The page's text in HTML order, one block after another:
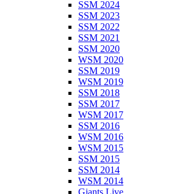
SSM 2024
SSM 2023
SSM 2022
SSM 2021
SSM 2020
WSM 2020
SSM 2019
WSM 2019
SSM 2018
SSM 2017
WSM 2017
SSM 2016
WSM 2016
WSM 2015
SSM 2015
SSM 2014
WSM 2014
Giants Live